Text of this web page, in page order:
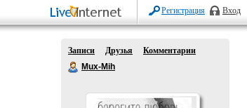
Регистрация Вход
Записи Друзья
Комментарии
Mux-Mih